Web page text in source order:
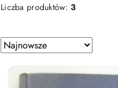
Liczba produktów:3
Zastosowano
sortowanie:
Najnowsze.
Sortuj
według